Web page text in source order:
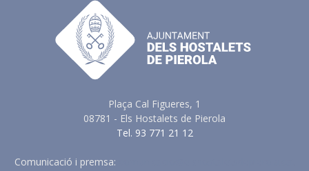
Plaça Cal Figueres, 1
08781 - Els Hostalets de Pierola
Tel. 93 771 21 12
Comunicació i premsa: